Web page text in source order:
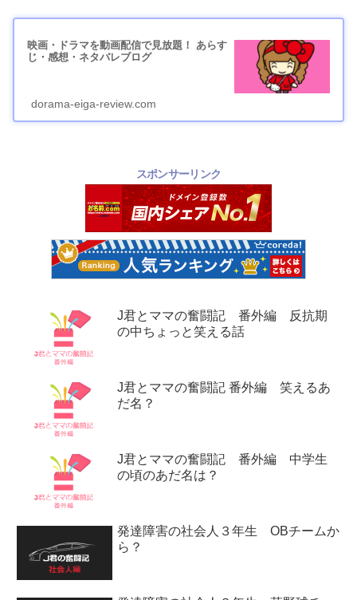
映画・ドラマを動画配信で見放題！ あらす
じ・感想・ネタバレブログ
dorama-eiga-review.com
スポンサーリンク
J君とママの奮闘記 番外編 反抗期
の中ちょっと笑える話
J君とママの奮闘記 番外編 笑えるあ
だ名？
J君とママの奮闘記 番外編 中学生
の頃のあだ名は？
発達障害の社会人３年生 OBチームか
ら？